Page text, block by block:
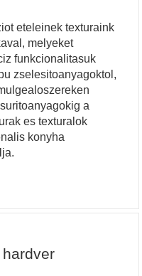
eteleinek texturaink
melyeket
funkcionalitasuk
zselesitoanyagoktol,
a
es texturalok
konyha